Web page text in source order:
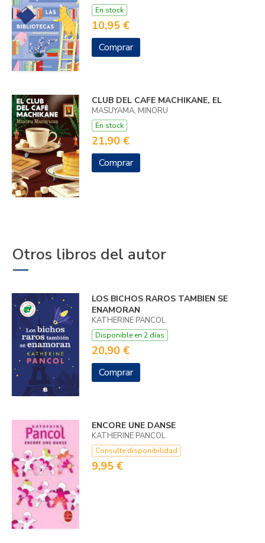
En stock
10,95 €
Comprar
CLUB DEL CAFE MACHIKANE, EL
MASUYAMA, MINORU
En stock
21,90 €
Comprar
Otros libros del autor
LOS BICHOS RAROS TAMBIEN SE
ENAMORAN
KATHERINE PANCOL
Disponible en 2 días
20,90 €
Comprar
ENCORE UNE DANSE
KATHERINE PANCOL
Consulte disponibilidad
9,95 €